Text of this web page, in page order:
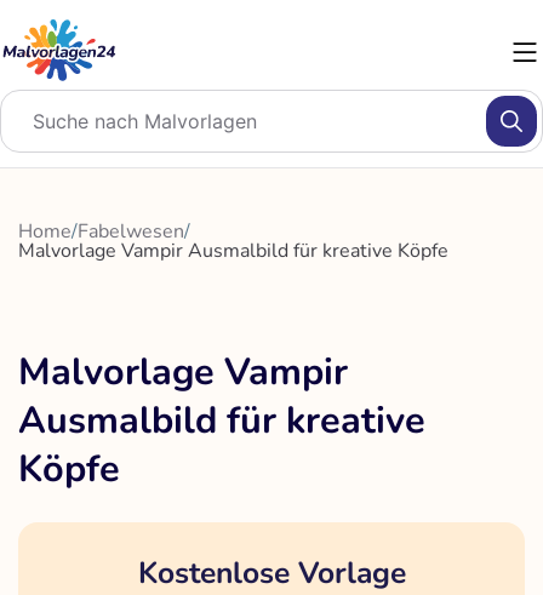
Inhalt
springen
Home/Fabelwesen/
Malvorlage Vampir Ausmalbild für kreative Köpfe
Malvorlage Vampir
Ausmalbild für kreative
Köpfe
Kostenlose Vorlage